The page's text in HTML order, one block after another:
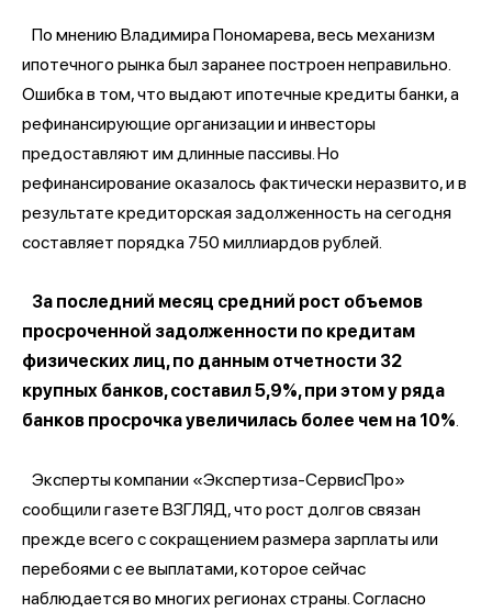
По мнению Владимира Пономарева, весь механизм
ипотечного рынка был заранее построен неправильно.
Ошибка в том, что выдают ипотечные кредиты банки, а
рефинансирующие организации и инвесторы
предоставляют им длинные пассивы. Но
рефинансирование оказалось фактически неразвито, и в
результате кредиторская задолженность на сегодня
составляет порядка 750 миллиардов рублей.
За последний месяц средний рост объемов
просроченной задолженности по кредитам
физических лиц, по данным отчетности 32
крупных банков, составил 5,9%, при этом у ряда
банков просрочка увеличилась более чем на 10%
Эксперты компании «Экспертиза-СервисПро»
сообщили газете ВЗГЛЯД, что рост долгов связан
прежде всего с сокращением размера зарплаты или
перебоями с ее выплатами, которое сейчас
наблюдается во многих регионах страны. Согласно